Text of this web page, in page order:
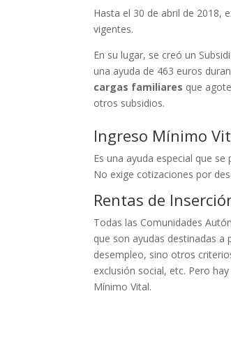
Hasta el 30 de abril de 2018,
vigentes.
En su lugar, se creó un
una ayuda de 463 euros
cargas familiares que
otros subsidios.
Ingreso Mínimo
Es una ayuda especial que
No exige cotizaciones por
Rentas de
Todas las Comunidades
que son ayudas destinadas
desempleo, sino otros
exclusión social, etc. Pero
Mínimo Vital.